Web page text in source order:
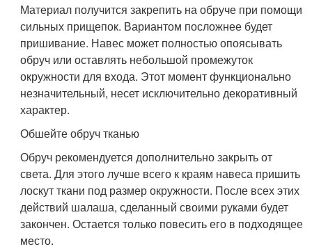
Материал получится закрепить на обруче при помощи
сильных прищепок. Вариантом посложнее будет
пришивание. Навес может полностью опоясывать
обруч или оставлять небольшой промежуток
окружности для входа. Этот момент функционально
незначительный, несет исключительно декоративный
характер.
Обшейте обруч тканью
Обруч рекомендуется дополнительно закрыть от
света. Для этого лучше всего к краям навеса пришить
лоскут ткани под размер окружности. После всех этих
действий шалаша, сделанный своими руками будет
закончен. Остается только повесить его в подходящее
место.